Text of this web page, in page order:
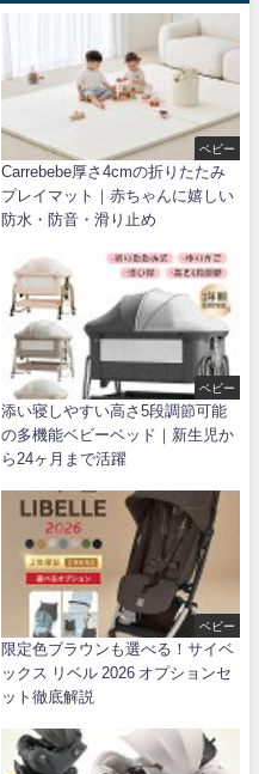
ベビー
Carrebebe厚さ4cmの折りたたみ
プレイマット｜赤ちゃんに嬉しい
防水・防音・滑り止め
ベビー
添い寝しやすい高さ5段調節可能
の多機能ベビーベッド｜新生児か
ら24ヶ月まで活躍
ベビー
限定色ブラウンも選べる！サイベ
ックス リベル 2026 オプションセ
ット徹底解説